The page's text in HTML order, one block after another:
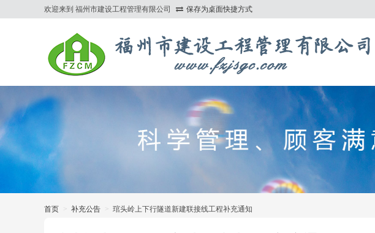
欢迎来到 福州市建设工程管理有限公司 保存为桌面快捷方式
首页 > 补充公告 > 琯头岭上下行隧道新建联接线工程补充通知